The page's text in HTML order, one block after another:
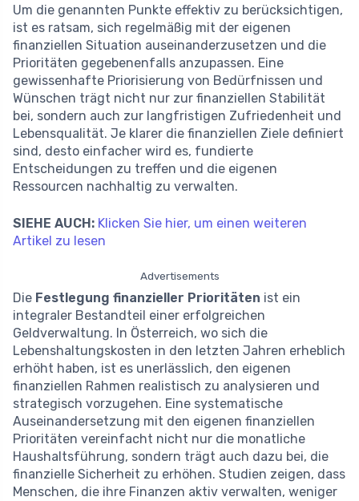
Um die genannten Punkte effektiv zu berücksichtigen,
ist es ratsam, sich regelmäßig mit der eigenen
finanziellen Situation auseinanderzusetzen und die
Prioritäten gegebenenfalls anzupassen. Eine
gewissenhafte Priorisierung von Bedürfnissen und
Wünschen trägt nicht nur zur finanziellen Stabilität
bei, sondern auch zur langfristigen Zufriedenheit und
Lebensqualität. Je klarer die finanziellen Ziele definiert
sind, desto einfacher wird es, fundierte
Entscheidungen zu treffen und die eigenen
Ressourcen nachhaltig zu verwalten.
SIEHE AUCH: Klicken Sie hier, um einen weiteren
Artikel zu lesen
Advertisements
Die Festlegung finanzieller Prioritäten ist ein
integraler Bestandteil einer erfolgreichen
Geldverwaltung. In Österreich, wo sich die
Lebenshaltungskosten in den letzten Jahren erheblich
erhöht haben, ist es unerlässlich, den eigenen
finanziellen Rahmen realistisch zu analysieren und
strategisch vorzugehen. Eine systematische
Auseinandersetzung mit den eigenen finanziellen
Prioritäten vereinfacht nicht nur die monatliche
Haushaltsführung, sondern trägt auch dazu bei, die
finanzielle Sicherheit zu erhöhen. Studien zeigen, dass
Menschen, die ihre Finanzen aktiv verwalten, weniger